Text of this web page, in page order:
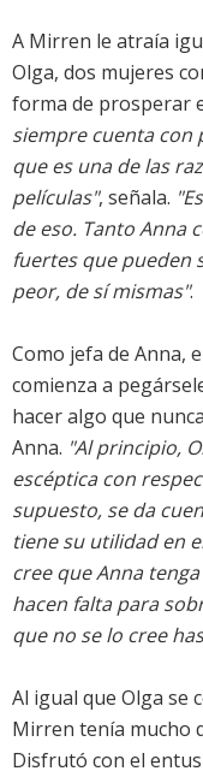
A Mirren le atraía
Olga, dos mujeres
forma de prosperar
siempre cuenta con
que es una de las
películas", señala.
de eso. Tanto Anna
fuertes que pueden
peor, de sí mismas".
Como jefa de Anna,
comienza a
hacer algo que
Anna. "Al principio,
escéptica con
supuesto, se da
tiene su utilidad en
cree que Anna
hacen falta para
que no se lo cree
Al igual que Olga se
Mirren tenía mucho
Disfrutó con el